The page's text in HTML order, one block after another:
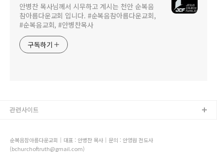
안병찬 목사님께서 시무하고 계시는 천안 순복음
참아름다운교회 입니다. #순복음참아름다운교회,
#순복음교회, #안병찬목사
구독하기
순복음참아름다운교회｜대표 : 안병찬 목사｜문의 : 안영원 전도사
(bchurchoftruth@gmail.com)
관련사이트